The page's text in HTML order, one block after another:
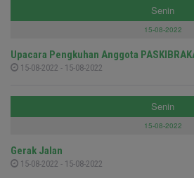
Senin
15-08-2022
Upacara Pengkuhan Anggota
15-08-2022 - 15-08-2022
Senin
15-08-2022
Gerak Jalan
15-08-2022 - 15-08-2022